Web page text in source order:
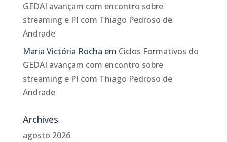
GEDAI avançam com encontro sobre
streaming e PI com Thiago Pedroso de
Andrade
Maria Victória Rocha em Ciclos Formativos do
GEDAI avançam com encontro sobre
streaming e PI com Thiago Pedroso de
Andrade
Archives
agosto 2026